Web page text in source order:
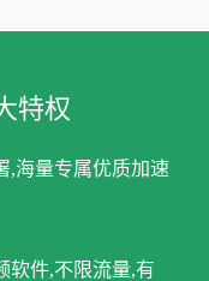
特权
,海量专属优质加速
软件,不限流量,有